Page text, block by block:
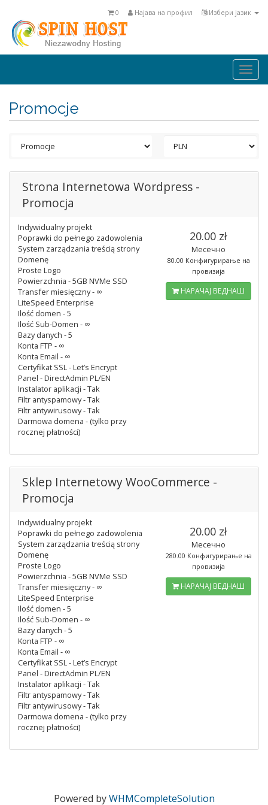
Избери јазик
Најава на профил
0
Promocje
Strona Internetowa Wordpress -
Promocja
Indywidualny projekt
Poprawki do pełnego zadowolenia
System zarządzania treścią strony
Domenę
Proste Logo
Powierzchnia - 5GB NVMe SSD
Transfer miesięczny - ∞
LiteSpeed Enterprise
Ilość domen - 5
Ilość Sub-Domen - ∞
Bazy danych - 5
Konta FTP - ∞
Konta Email - ∞
Certyfikat SSL - Let’s Encrypt
Panel - DirectAdmin PL/EN
Instalator aplikacji - Tak
Filtr antyspamowy - Tak
Filtr antywirusowy - Tak
Darmowa domena - (tylko przy
rocznej płatności)
20.00 zł
Месечно
80.00 Конфигурирање на
провизија
НАРАЧАЈ ВЕДНАШ
Sklep Internetowy WooCommerce -
Promocja
Indywidualny projekt
Poprawki do pełnego zadowolenia
System zarządzania treścią strony
Domenę
Proste Logo
Powierzchnia - 5GB NVMe SSD
Transfer miesięczny - ∞
LiteSpeed Enterprise
Ilość domen - 5
Ilość Sub-Domen - ∞
Bazy danych - 5
Konta FTP - ∞
Konta Email - ∞
Certyfikat SSL - Let’s Encrypt
Panel - DirectAdmin PL/EN
Instalator aplikacji - Tak
Filtr antyspamowy - Tak
Filtr antywirusowy - Tak
Darmowa domena - (tylko przy
rocznej płatności)
20.00 zł
Месечно
280.00 Конфигурирање на
провизија
НАРАЧАЈ ВЕДНАШ
Powered byWHMCompleteSolution